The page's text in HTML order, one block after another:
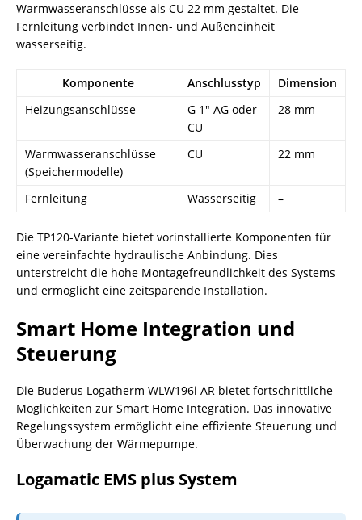
Warmwasseranschlüsse als CU 22 mm gestaltet. Die
Fernleitung verbindet Innen- und Außeneinheit
wasserseitig.
Komponente Anschlusstyp
Dimension
Heizungsanschlüsse
G 1″ AG oder
CU
28 mm
Warmwasseranschlüsse
(Speichermodelle)
CU 22 mm
Fernleitung Wasserseitig –
Die TP120-Variante bietet vorinstallierte Komponenten für
eine vereinfachte hydraulische Anbindung. Dies
unterstreicht die hohe Montagefreundlichkeit des Systems
und ermöglicht eine zeitsparende Installation.
Smart Home Integration und
Steuerung
Die Buderus Logatherm WLW196i AR bietet fortschrittliche
Möglichkeiten zur Smart Home Integration. Das innovative
Regelungssystem ermöglicht eine effiziente Steuerung und
Überwachung der Wärmepumpe.
Logamatic EMS plus System